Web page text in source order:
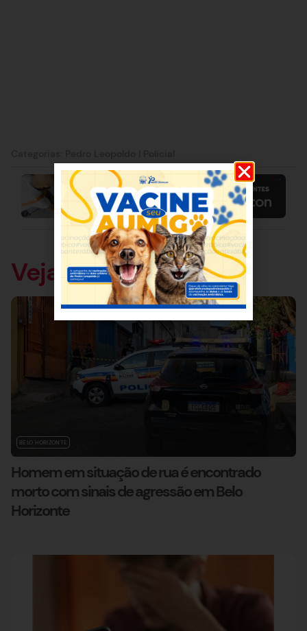
Veja também
BELO HORIZONTE
Homem em situação de rua é encontrado
morto com sinais de agressão em Belo
Horizonte